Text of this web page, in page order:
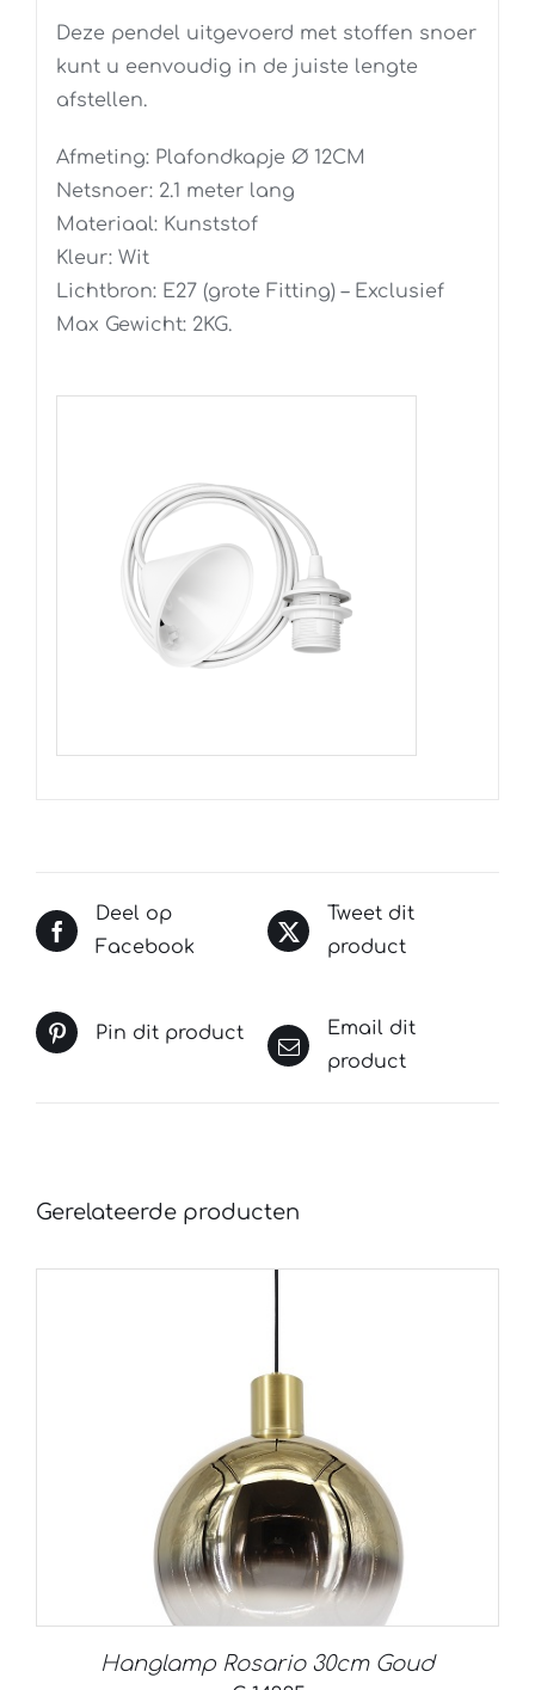
Deze pendel uitgevoerd met stoffen snoer
kunt u eenvoudig in de juiste lengte
afstellen.
Afmeting: Plafondkapje Ø 12CM
Netsnoer: 2.1 meter lang
Materiaal: Kunststof
Kleur: Wit
Lichtbron: E27 (grote Fitting) – Exclusief
Max Gewicht: 2KG.
Deel op
Facebook
Tweet dit
product
Pin dit product
Email dit
product
Gerelateerde producten
Hanglamp Rosario 30cm Goud